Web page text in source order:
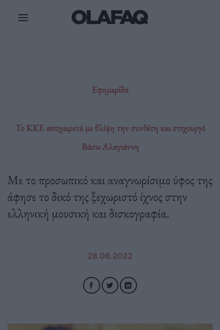
Εφημερίδα
Το ΚΚΕ αποχαιρετά με θλίψη την συνθέτη και στιχουργό
Βάσω Αλαγιάννη
Με το προσωπικό και αναγνωρίσιμο ύφος της
άφησε το δικό της ξεχωριστό ίχνος στην
ελληνική μουσική και δισκογραφία.
28.06.2022